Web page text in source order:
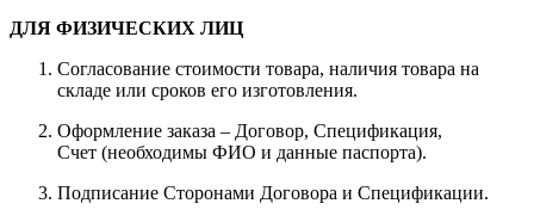
ДЛЯ ФИЗИЧЕСКИХ ЛИЦ
Согласование стоимости товара, наличия товара на
складе или сроков его изготовления.
Оформление заказа – Договор, Спецификация,
Счет (необходимы ФИО и данные паспорта).
Подписание Сторонами Договора и Спецификации.